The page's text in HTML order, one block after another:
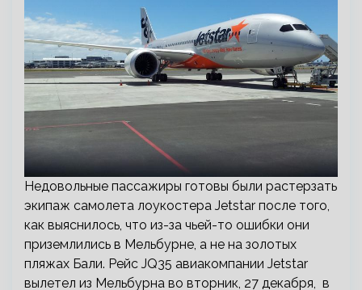
Недовольные пассажиры готовы были растерзать
экипаж самолета лоукостера Jetstar после того,
как выяснилось, что из-за чьей-то ошибки они
приземлились в Мельбурне, а не на золотых
пляжах Бали. Рейс JQ35 авиакомпании Jetstar
вылетел из Мельбурна во вторник, 27 декабря, в